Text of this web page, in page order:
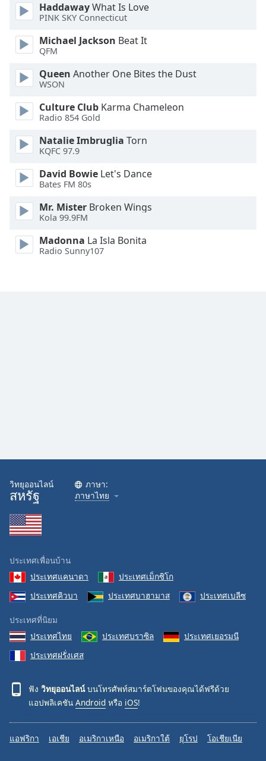
Caption
Area
Background
Color
Opacity
Font
Text
Edge
Family
HaddawayWhat Is Love
PINK SKY Connecticut
Michael Jackson Beat It
QFM
Queen Another One Bites the Dust
WSON
Culture Club Karma Chameleon
Radio 854 Gold
Natalie Imbruglia Torn
KQFC 97.9
David Bowie Let's Dance
Bates FM 80s
Mr. Mister Broken Wings
Kola 99.9FM
Madonna La Isla Bonita
Radio Sunny107
วิทยุออนไลน์
สหรัฐ
ภาษา:
ภาษาไทย
ประเทศเพื่อนบ้าน
ประเทศแคนาดา
ประเทศเม็กซิโก
ประเทศคิวบา
ประเทศบาฮามาส ประเทศเบลีซ
ประเทศที่นิยม
ประเทศไทย
ประเทศบราซิล
ประเทศเยอรมนี
ประเทศฝรั่งเศส
ฟัง วิทยุออนไลน์บนโทรศัพท์สมาร์ตโฟนของคุณได้ฟรีด้วย
แอปพลิเคชัน Android หรือ iOS!
แอฟริกา เอเชีย อเมริกาเหนือ อเมริกาใต้ ยุโรป โอเชียเนีย